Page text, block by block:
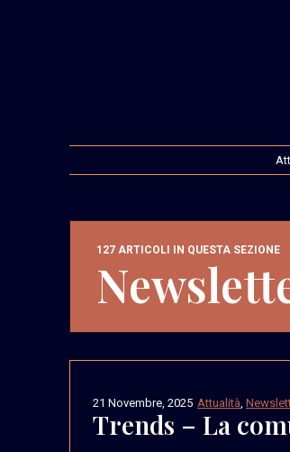
127 ARTICOLI IN QUESTA SEZIONE
Attualità
21 Novembre, 2025
Trends – La